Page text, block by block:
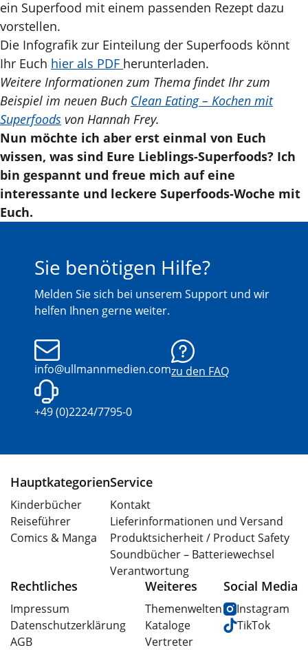
ein Superfood mit einem passenden Rezept dazu
vorstellen.
Die Infografik zur Einteilung der Superfoods könnt
Ihr Euch hier als PDF herunterladen.
Weitere Informationen zum Thema findet Ihr zum
Beispiel im neuen Buch Clean Eating – Kochen mit
Superfoods von Hannah Frey.
Nun möchte ich aber erst einmal von Euch
wissen, was sind Eure Lieblings-Superfoods? Ich
bin gespannt und freue mich auf eine
interessante und leckere Superfoods-Woche mit
Euch.
Sie benötigen Hilfe?
Melden Sie sich bei unserem Support und wir
helfen Ihnen gerne weiter.
info@ullmannmedien.comzu den FAQ
+49 (0)2224/7795-0
Hauptkategorien
Kinderbücher
Reiseführer
Comics & Manga
Service
Kontakt
Lieferinformationen und Versand
Produktsicherheit / Product Safety
Soundbücher – Batteriewechsel
Verantwortung
Rechtliches
Impressum
Datenschutzerklärung
AGB
Weiteres
Themenwelten
Kataloge
Vertreter
Social Media
Instagram
TikTok